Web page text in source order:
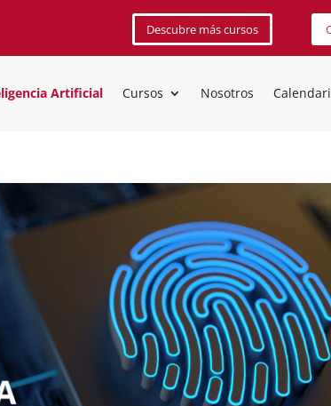
Descubre más cursos
Artificial Cursos Nosotros